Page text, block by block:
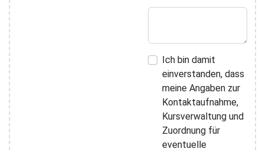
Ich bin damit
einverstanden, dass
meine Angaben zur
Kontaktaufnahme,
Kursverwaltung und
Zuordnung für
eventuelle